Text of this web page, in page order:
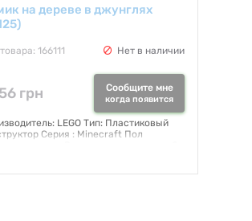
на дереве в джунглях
166111 Нет в наличии
грн Сообщите мне
когда появится
LEGO Тип: Пластиковый
Серия : Minecraft Пол